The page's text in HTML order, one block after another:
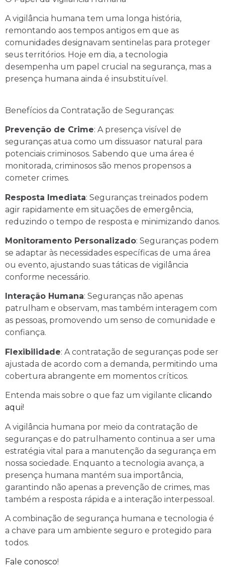
A vigilância humana tem uma longa história,
remontando aos tempos antigos em que as
comunidades designavam sentinelas para proteger
seus territórios. Hoje em dia, a tecnologia
desempenha um papel crucial na segurança, mas a
presença humana ainda é insubstituível.
Benefícios da Contratação de Seguranças:
Prevenção de Crime: A presença visível de
seguranças atua como um dissuasor natural para
potenciais criminosos. Sabendo que uma área é
monitorada, criminosos são menos propensos a
cometer crimes.
Resposta Imediata: Seguranças treinados podem
agir rapidamente em situações de emergência,
reduzindo o tempo de resposta e minimizando danos.
Monitoramento Personalizado: Seguranças podem
se adaptar às necessidades específicas de uma área
ou evento, ajustando suas táticas de vigilância
conforme necessário.
Interação Humana: Seguranças não apenas
patrulham e observam, mas também interagem com
as pessoas, promovendo um senso de comunidade e
confiança.
Flexibilidade: A contratação de seguranças pode ser
ajustada de acordo com a demanda, permitindo uma
cobertura abrangente em momentos críticos.
Entenda mais sobre o que faz um vigilante clicando
aqui!
A vigilância humana por meio da contratação de
seguranças e do patrulhamento continua a ser uma
estratégia vital para a manutenção da segurança em
nossa sociedade. Enquanto a tecnologia avança, a
presença humana mantém sua importância,
garantindo não apenas a prevenção de crimes, mas
também a resposta rápida e a interação interpessoal.
A combinação de segurança humana e tecnologia é
a chave para um ambiente seguro e protegido para
todos.
Fale conosco!